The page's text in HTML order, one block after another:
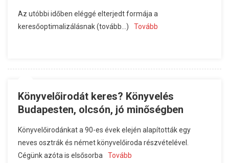
Az utóbbi időben eléggé elterjedt formája a
keresőoptimalizálásnak (tovább…)
Tovább
Könyvelőirodát keres? Könyvelés
Budapesten, olcsón, jó minőségben
Könyvelőirodánkat a 90-es évek elején alapították egy
neves osztrák és német könyvelőiroda részvételével.
Cégünk azóta is elsősorba
Tovább